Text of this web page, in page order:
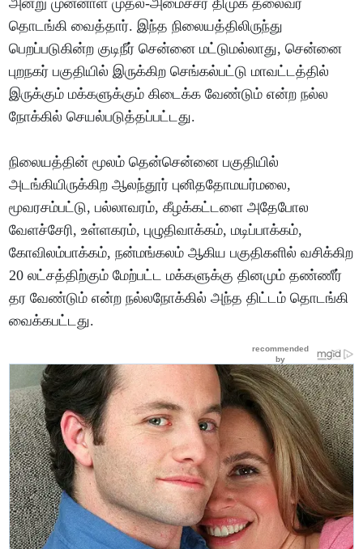
தொடங்கி வைத்தார். இந்த நிலையத்திலிருந்து
பெறப்படுகின்ற குடிநீர் சென்னை மட்டுமல்லாது, சென்னை
புறநகர் பகுதியில் இருக்கிற செங்கல்பட்டு மாவட்டத்தில்
இருக்கும் மக்களுக்கும் கிடைக்க வேண்டும் என்ற நல்ல
நோக்கில் செயல்படுத்தப்பட்டது.
நிலையத்தின் மூலம் தென்சென்னை பகுதியில்
அடங்கியிருக்கிற ஆலந்தூர் புனிததோமயர்மலை,
மூவரசம்பட்டு, பல்லாவரம், கீழக்கட்டளை அதேபோல
வேளச்சேரி, உள்ளகரம், புழுதிவாக்கம், மடிப்பாக்கம்,
கோவிலம்பாக்கம், நன்மங்கலம் ஆகிய பகுதிகளில் வசிக்கிற
20 லட்சத்திற்கும் மேற்பட்ட மக்களுக்கு தினமும் தண்ணீர்
தர வேண்டும் என்ற நல்லநோக்கில் அந்த திட்டம் தொடங்கி
வைக்கபட்டது.